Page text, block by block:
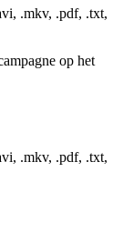
.mkv, .pdf, .txt,
op het
.mkv, .pdf, .txt,